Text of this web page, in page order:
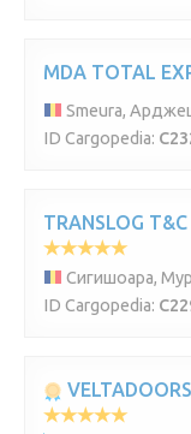
MDA TOTAL
Smeura,
ID Cargopedia:
TRANSLOG T&C
Сигишоара,
ID Cargopedia: